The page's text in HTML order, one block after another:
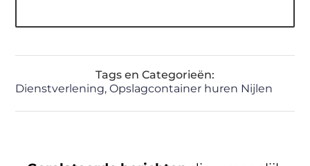
Tags en Categorieën:
Dienstverlening,Opslagcontainer huren Nijlen